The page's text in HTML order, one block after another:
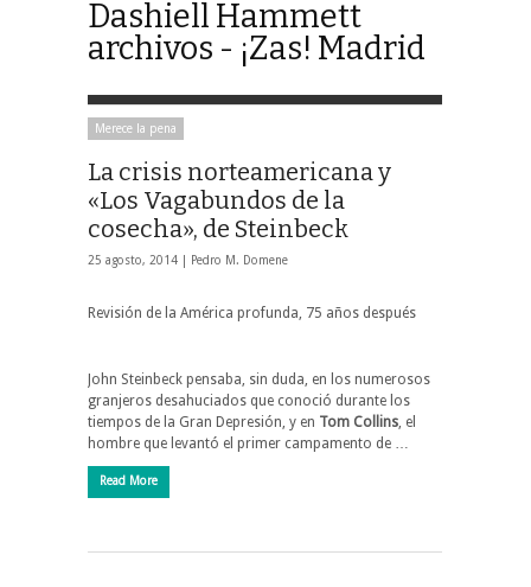
Dashiell Hammett
archivos - ¡Zas! Madrid
Merece la pena
La crisis norteamericana y
«Los Vagabundos de la
cosecha», de Steinbeck
25 agosto, 2014 | Pedro M. Domene
Revisión de la América profunda, 75 años después
John Steinbeck pensaba, sin duda, en los numerosos
granjeros desahuciados que conoció durante los
tiempos de la Gran Depresión, y en Tom Collins , el
hombre que levantó el primer campamento de …
Read More